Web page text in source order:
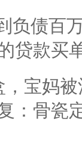
负债百
贷款买
宝妈
：骨瓷